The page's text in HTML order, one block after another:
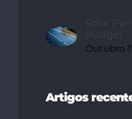
Solar
Budget
Outubro
Artigos